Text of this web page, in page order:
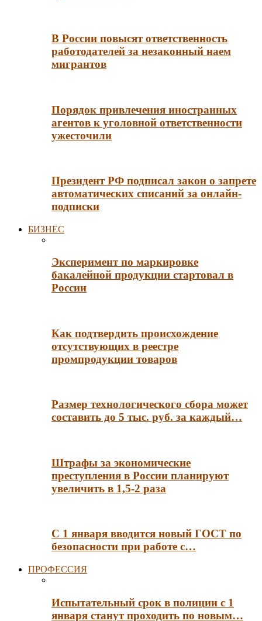
В России повысят ответственность
работодателей за незаконный наем
мигрантов
Порядок привлечения иностранных
агентов к уголовной ответственности
ужесточили
Президент РФ подписал закон о запрете
автоматических списаний за онлайн-
подписки
БИЗНЕС
Эксперимент по маркировке
бакалейной продукции стартовал в
России
Как подтвердить происхождение
отсутствующих в реестре
промпродукции товаров
Размер технологического сбора может
составить до 5 тыс. руб. за каждый…
Штрафы за экономические
преступления в России планируют
увеличить в 1,5-2 раза
С 1 января вводится новый ГОСТ по
безопасности при работе с…
ПРОФЕССИЯ
Испытательный срок в полиции с 1
января станут проходить по новым…